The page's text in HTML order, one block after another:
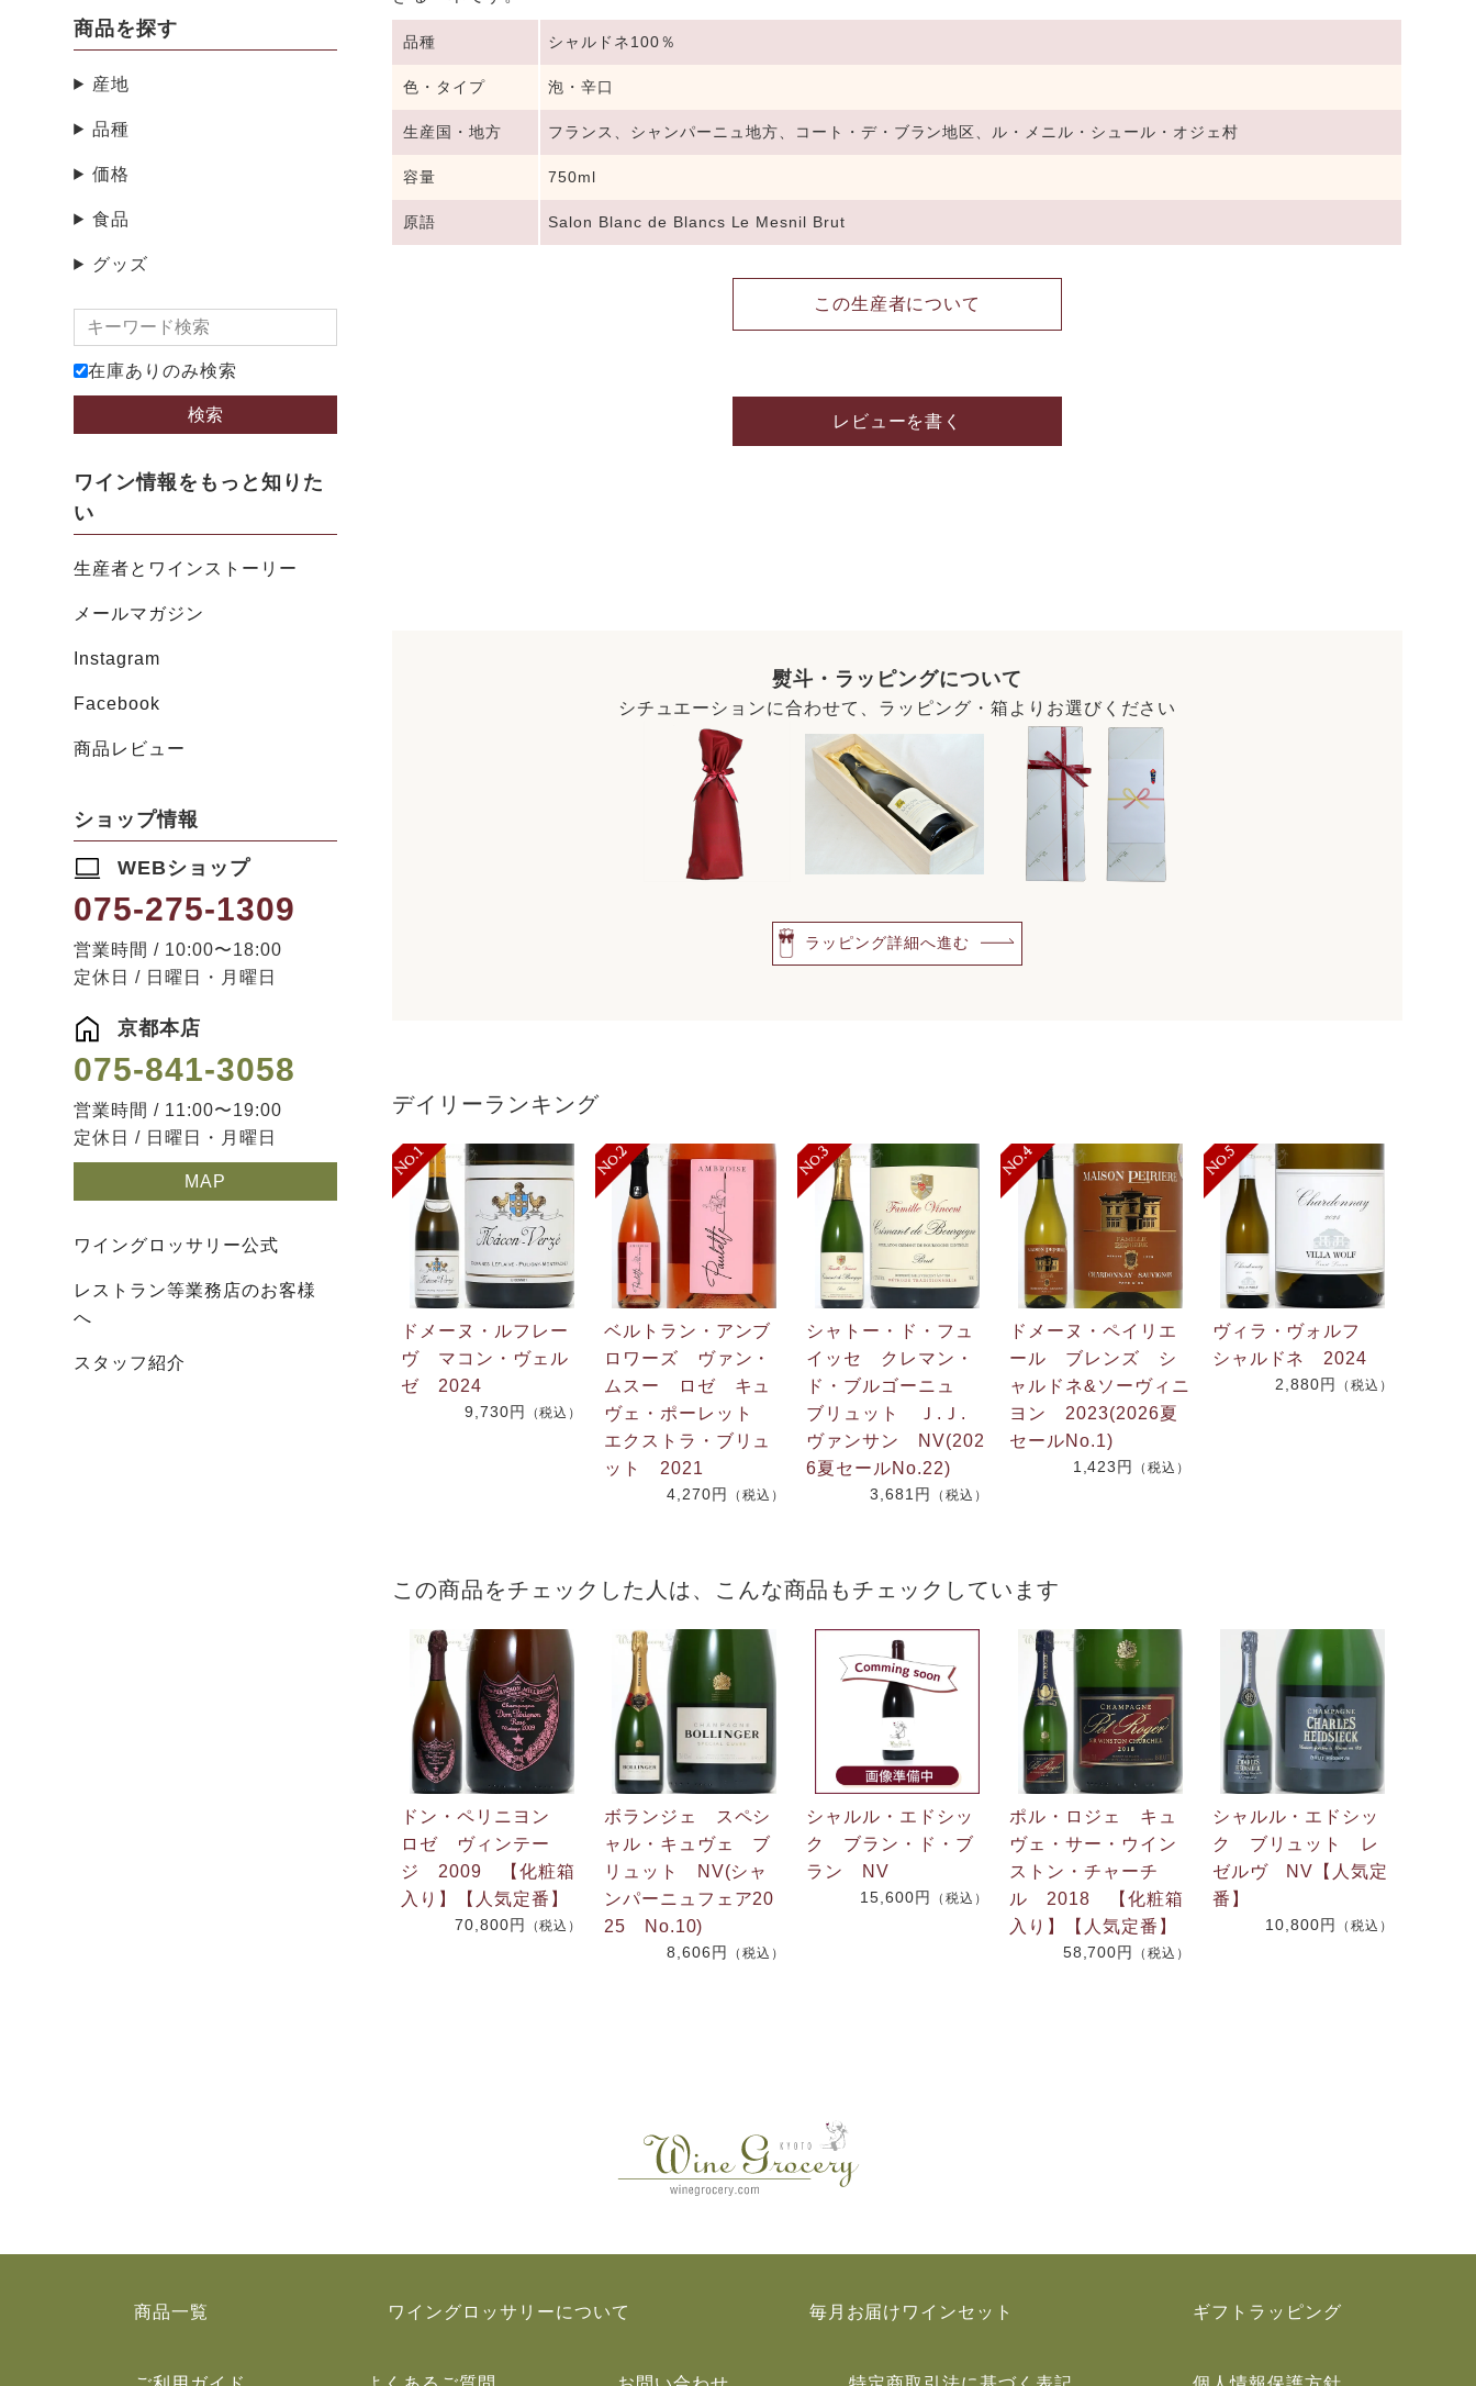
商品を探す
産地
品種
価格
食品
グッズ
在庫ありのみ検索
検索
ワイン情報をもっと知りた
い
生産者とワインストーリー
メールマガジン
Instagram
Facebook
商品レビュー
ショップ情報
WEBショップ
075-275-1309
営業時間 / 10:00〜18:00
定休日 / 日曜日・月曜日
京都本店
075-841-3058
営業時間 / 11:00〜19:00
定休日 / 日曜日・月曜日
MAP
ワイングロッサリー公式
レストラン等業務店のお客様
へ
スタッフ紹介
品種 シャルドネ100％
色・タイプ 泡・辛口
生産国・地方 フランス、シャンパーニュ地方、コート・デ・ブラン地区、ル・メニル・シュール・オジェ村
容量 750ml
原語 Salon Blanc de Blancs Le Mesnil Brut
この生産者について
レビューを書く
熨斗・ラッピングについて
シチュエーションに合わせて、ラッピング・箱よりお選びください
ラッピング詳細へ進む
デイリーランキング
ドメーヌ・ルフレー
ヴ マコン・ヴェル
ゼ 2024
9,730円 （税込）
ベルトラン・アンブ
ロワーズ ヴァン・
ムスー ロゼ キュ
ヴェ・ポーレット
エクストラ・ブリュ
ット 2021
4,270円 （税込）
シャトー・ド・フュ
イッセ クレマン・
ド・ブルゴーニュ
ブリュット Ｊ.Ｊ.
ヴァンサン NV(202
6夏セールNo.22)
3,681円 （税込）
ドメーヌ・ペイリエ
ール ブレンズ シ
ャルドネ&ソーヴィニ
ヨン 2023(2026夏
セールNo.1)
1,423円 （税込）
ヴィラ・ヴォルフ
シャルドネ 2024
2,880円 （税込）
この商品をチェックした人は、こんな商品もチェックしています
ドン・ペリニヨン
ロゼ ヴィンテー
ジ 2009 【化粧箱
入り】【人気定番】
70,800円 （税込）
ボランジェ スペシ
ャル・キュヴェ ブ
リュット NV(シャ
ンパーニュフェア20
25 No.10)
8,606円 （税込）
シャルル・エドシッ
ク ブラン・ド・ブ
ラン NV
15,600円 （税込）
ポル・ロジェ キュ
ヴェ・サー・ウイン
ストン・チャーチ
ル 2018 【化粧箱
入り】【人気定番】
58,700円 （税込）
シャルル・エドシッ
ク ブリュット レ
ゼルヴ NV【人気定
番】
10,800円 （税込）
商品一覧 ワイングロッサリーについて 毎月お届けワインセット ギフトラッピング